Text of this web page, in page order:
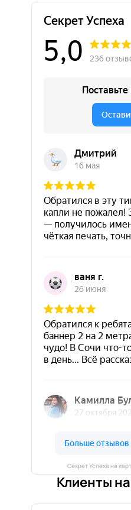
Секрет Успеха на
Клиенты